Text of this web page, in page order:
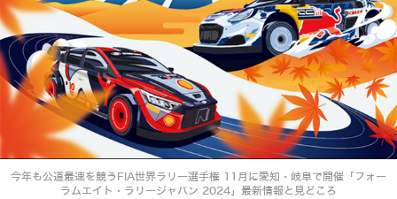
今年も公道最速を競うFIA世界ラリー選手権 11月に愛知・岐阜で開催「フォー
ラムエイト・ラリージャパン 2024」最新情報と見どころ